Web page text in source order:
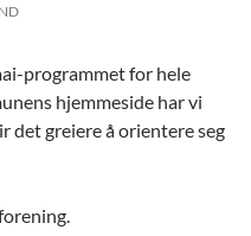
programmet for hele
hjemmeside har vi
det greiere å orientere seg